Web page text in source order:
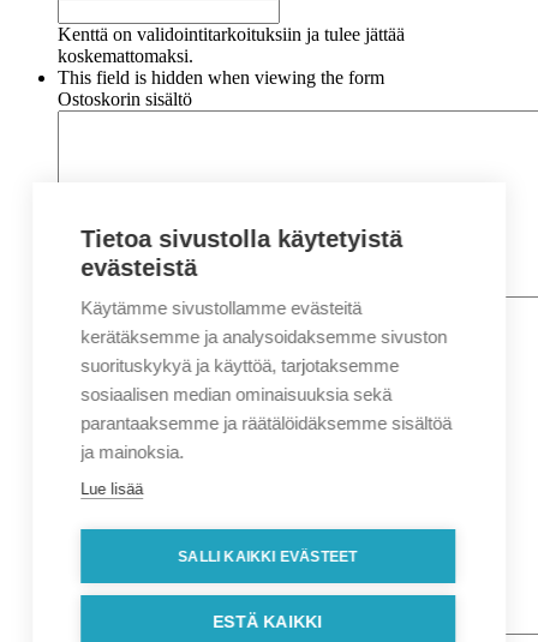
Kenttä on validointitarkoituksiin ja tulee jättää
koskemattomaksi.
This field is hidden when viewing the form
Ostoskorin sisältö
Nimi*
Etunimi
Sukunimi
Sähköposti*
Puhelin*
Osoitetiedot
Lähiosoite
Postinumero
Tietoa sivustolla käytetyistä
evästeistä
Käytämme sivustollamme evästeitä
kerätäksemme ja analysoidaksemme sivuston
suorituskykyä ja käyttöä, tarjotaksemme
sosiaalisen median ominaisuuksia sekä
parantaaksemme ja räätälöidäksemme sisältöä
ja mainoksia.
Lue lisää
SALLI KAIKKI EVÄSTEET
ESTÄ KAIKKI